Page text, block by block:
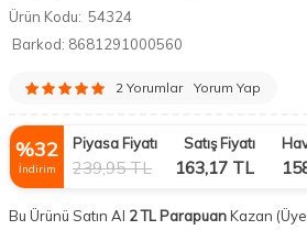
Ürün Kodu: 54324
Barkod: 8681291000560
2 Yorumlar Yorum Yap
%32
İndirim
Piyasa Fiyatı
239,95TL
Satış Fiyatı
163,17 TL
Bu Ürünü Satın Al 2 TL ParapuanKazan